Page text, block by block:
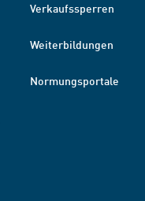
Verkaufssperren
Weiterbildungen
Normungsportale